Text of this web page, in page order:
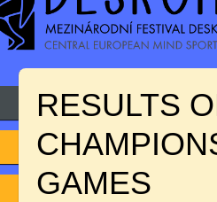
RESULTS
GAMES